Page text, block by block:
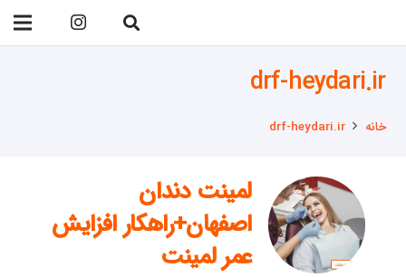
drf-heydari.ir
خانه drf-heydari.ir
لمینت دندان
اصفهان+راهکار افزایش
عمر لمینت